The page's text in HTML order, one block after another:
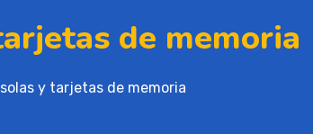
de memoria
y tarjetas de memoria